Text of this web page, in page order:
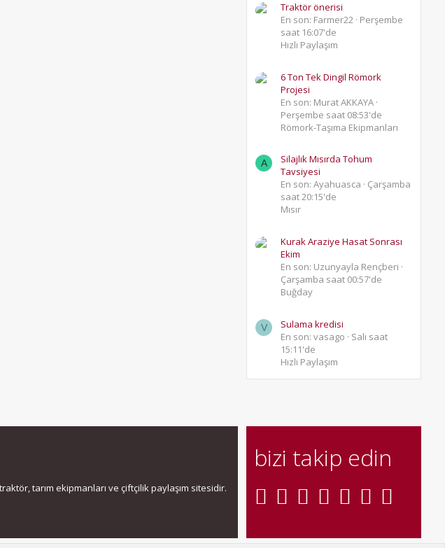
Traktör önerisi
En son: Farmer22 Perşembe
saat 16:07'de
Hızlı Paylaşım
6 Ton Tek Dingil Römork
Projesi
En son: Murat AKKAYA
Perşembe saat 08:53'de
Römork-Taşıma Ekipmanları
A
Silajlık Mısırda Tohum
Tavsiyesi
En son: Ayahuasca
Çarşamba
saat 20:15'de
Mısır
Kurak Araziye Hasat Sonrası
Ekim
En son: Uzunyayla Rençberi
Çarşamba saat 00:57'de
Buğday
V
Sulama kredisi
En son: vasago
Salı saat
15:11'de
Hızlı Paylaşım
tarım ekipmanları ve çiftçilik paylaşım sitesidir.
bizi takip edin